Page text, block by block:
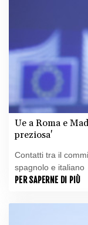
Ue a Roma e
preziosa'
Contatti tra il
spagnolo e italiano
PER SAPERNE DI PIÙ